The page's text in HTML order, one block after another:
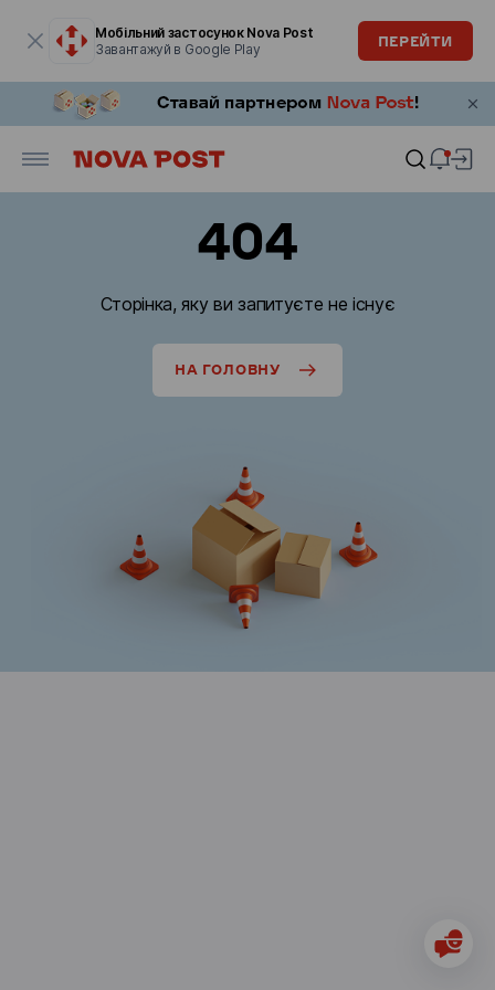
Мобільний застосунок Nova Post
Завантажуй в Google Play
ПЕРЕЙТИ
404
Сторінка, яку ви запитуєте не існує
НА ГОЛОВНУ